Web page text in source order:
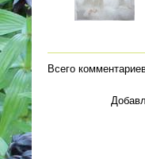
Всего